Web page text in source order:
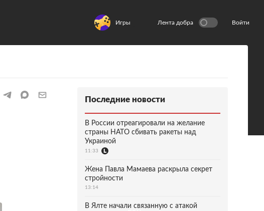
Игры Лента добра Войти
Последние новости
В России отреагировали на желание
страны НАТО сбивать ракеты над
Украиной
11:33
Жена Павла Мамаева раскрыла секрет
стройности
13:14
В Ялте начали связанную с атакой